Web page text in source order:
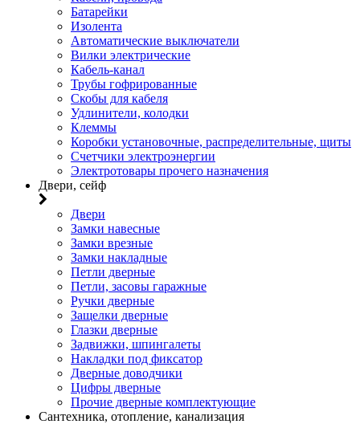
Батарейки
Изолента
Автоматические выключатели
Вилки электрические
Кабель-канал
Трубы гофрированные
Скобы для кабеля
Удлинители, колодки
Клеммы
Коробки установочные, распределительные, щиты
Счетчики электроэнергии
Электротовары прочего назначения
Двери, сейф
Двери
Замки навесные
Замки врезные
Замки накладные
Петли дверные
Петли, засовы гаражные
Ручки дверные
Защелки дверные
Глазки дверные
Задвижки, шпингалеты
Накладки под фиксатор
Дверные доводчики
Цифры дверные
Прочие дверные комплектующие
Сантехника, отопление, канализация